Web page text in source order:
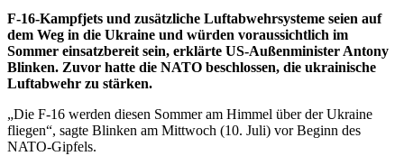
F-16-Kampfjets und zusätzliche Luftabwehrsysteme seien auf
dem Weg in die Ukraine und würden voraussichtlich im
Sommer einsatzbereit sein, erklärte US-Außenminister Antony
Blinken. Zuvor hatte die NATO beschlossen, die ukrainische
Luftabwehr zu stärken.
„Die F-16 werden diesen Sommer am Himmel über der Ukraine
fliegen“, sagte Blinken am Mittwoch (10. Juli) vor Beginn des
NATO-Gipfels.